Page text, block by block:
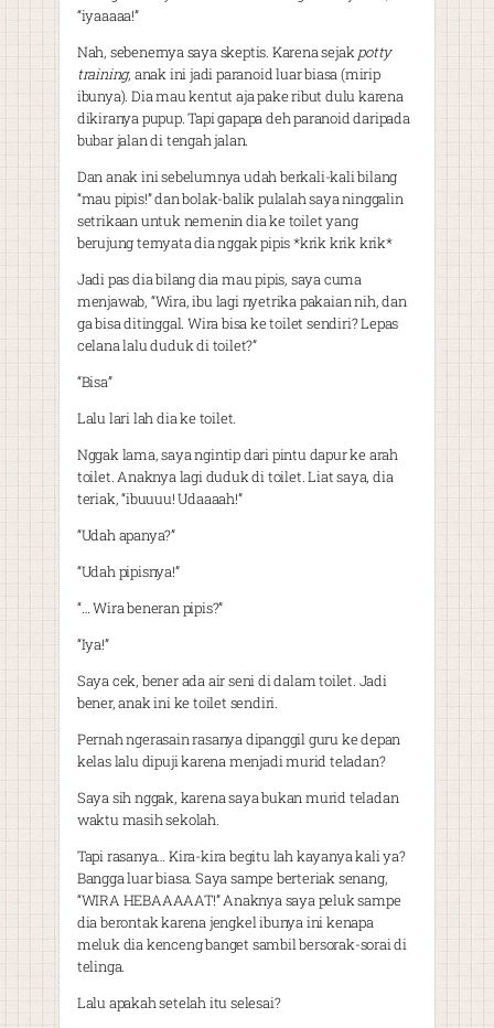
“iyaaaaa!”
Nah, sebenernya saya skeptis. Karena sejakpotty
training, anak ini jadi paranoid luar biasa (mirip
ibunya). Dia mau kentut aja pake ribut dulu karena
dikiranya pupup. Tapi gapapa deh paranoid daripada
bubar jalan di tengah jalan.
Dan anak ini sebelumnya udah berkali-kali bilang
“mau pipis!” dan bolak-balik pulalah saya ninggalin
setrikaan untuk nemenin dia ke toilet yang
berujung ternyata dia nggak pipis *krik krik krik*
Jadi pas dia bilang dia mau pipis, saya cuma
menjawab, “Wira, ibu lagi nyetrika pakaian nih, dan
ga bisa ditinggal. Wira bisa ke toilet sendiri? Lepas
celana lalu duduk di toilet?”
“Bisa”
Lalu lari lah dia ke toilet.
Nggak lama, saya ngintip dari pintu dapur ke arah
toilet. Anaknya lagi duduk di toilet. Liat saya, dia
teriak, “ibuuuu! Udaaaah!”
“Udah apanya?”
“Udah pipisnya!”
“… Wira beneran pipis?”
“Iya!”
Saya cek, bener ada air seni di dalam toilet. Jadi
bener, anak ini ke toilet sendiri.
Pernah ngerasain rasanya dipanggil guru ke depan
kelas lalu dipuji karena menjadi murid teladan?
Saya sih nggak, karena saya bukan murid teladan
waktu masih sekolah.
Tapi rasanya… Kira-kira begitu lah kayanya kali ya?
Bangga luar biasa. Saya sampe berteriak senang,
“WIRA HEBAAAAAT!” Anaknya saya peluk sampe
dia berontak karena jengkel ibunya ini kenapa
meluk dia kenceng banget sambil bersorak-sorai di
telinga.
Lalu apakah setelah itu selesai?